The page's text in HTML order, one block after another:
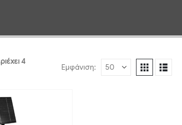
4
Εμφάνιση: